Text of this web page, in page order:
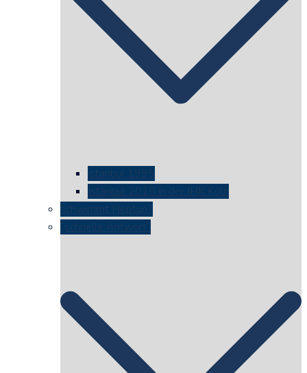
istanbul 1995
Istanbul 2015 in der IHK Köln
schwimmt Neptun?
„schnelle Antwort“